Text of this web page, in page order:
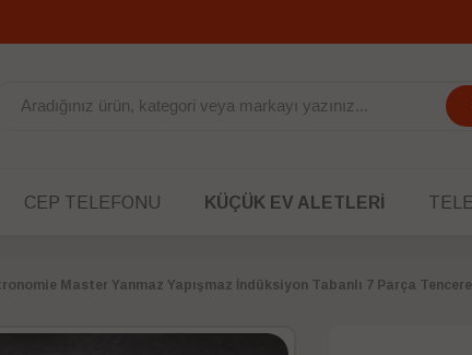
CEP TELEFONU KÜÇÜK EV ALETLERI
Master Yanmaz Yapışmaz İndüksiyon Tabanlı 7 Parça